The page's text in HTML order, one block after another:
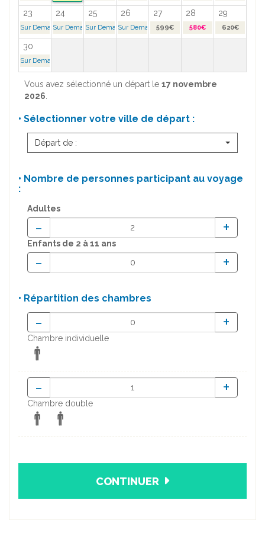
23 24 25 26 27 28 29
Sur Demande >Sur Demande >Sur Demande >Sur Demande >599€ 580€ 620€
30
Sur Demande >
Vous avez sélectionné un départ le 17 novembre
2026.
• Sélectionner votre ville de départ :
Départ de :
• Nombre de personnes participant au voyage
:
Adultes
- +
Enfants de 2 à 11 ans
- +
• Répartition des chambres
- +
Chambre individuelle
- +
Chambre double
CONTINUER